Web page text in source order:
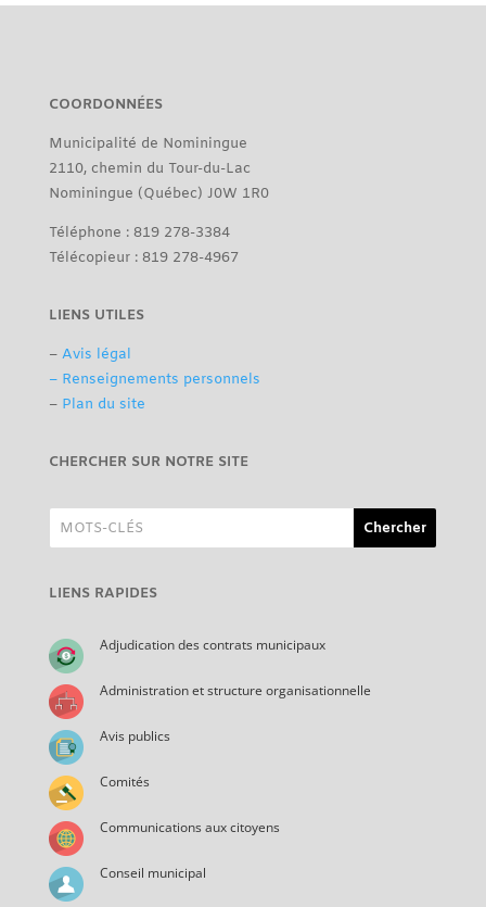
COORDONNÉES
Municipalité de Nominingue
2110, chemin du Tour-du-Lac
Nominingue (Québec) J0W 1R0
Téléphone : 819 278-3384
Télécopieur : 819 278-4967
LIENS UTILES
– Avis légal
– Renseignements personnels
– Plan du site
CHERCHER SUR NOTRE SITE
LIENS RAPIDES
Adjudication des contrats municipaux
Administration et structure organisationnelle
Avis publics
Comités
Communications aux citoyens
Conseil municipal